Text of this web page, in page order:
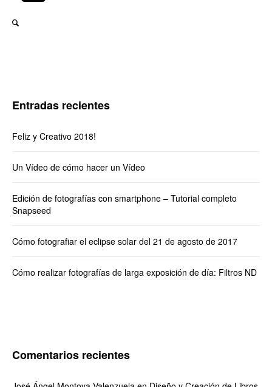
Entradas recientes
Feliz y Creativo 2018!
Un Vídeo de cómo hacer un Vídeo
Edición de fotografías con smartphone – Tutorial completo
Snapseed
Cómo fotografiar el eclipse solar del 21 de agosto de 2017
Cómo realizar fotografías de larga exposición de día: Filtros ND
Comentarios recientes